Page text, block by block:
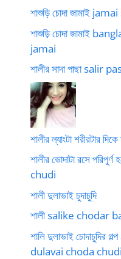
শাশুড়ি চোদা জামাই
শাশুড়ি চোদা জামাই
jamai
শালীর সাদা পাছা
শালীর ল্যাংটা শরীরটার
শালীর ভোদাটা রসে
chudi
শালী দুলাভাই চুদাচুদি
শালী salike chodar
শালি দুলাভাই চোদাচুদির
dulavai choda